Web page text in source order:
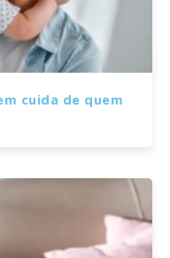
cuida de quem